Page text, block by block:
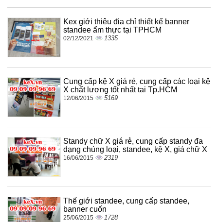
Kex giới thiệu địa chỉ thiết kế banner
standee ẩm thực tại TPHCM
02/12/2021 1335
Cung cấp kệ X giá rẻ, cung cấp các loại kệ
X chất lượng tốt nhất tại Tp.HCM
12/06/2015 5169
Standy chữ X giá rẻ, cung cấp standy đa
dạng chủng loại, standee, kệ X, giá chữ X
16/06/2015 2319
Thế giới standee, cung cấp standee,
banner cuốn
25/06/2015 1728